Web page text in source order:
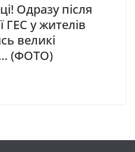
Одразу після
ГЕС у жителів
великі
(ФОТО)